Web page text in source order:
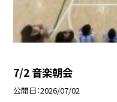
7/2 音楽朝会
公開日 2026/07/02